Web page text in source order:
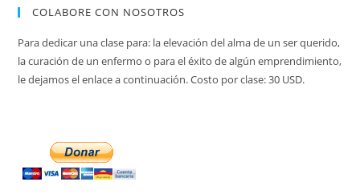
COLABORE CON NOSOTROS
Para dedicar una clase para: la elevación del alma de un ser querido,
la curación de un enfermo o para el éxito de algún emprendimiento,
le dejamos el enlace a continuación. Costo por clase: 30 USD.